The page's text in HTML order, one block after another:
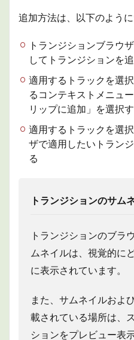
商品
6
まと
め
追加方法は、以下のよう
トランジションブラウ
してトランジションを追
適用するトラックを選
るコンテキストメニュ
リップに追加」を選択す
適用するトラックを選
ザで適用したいトラン
る
トランジションのサム
トランジションのブラ
ムネイルは、視覚的に
に表示されています。
また、サムネイルおよ
載されている場所は、
ションをプレビュー表